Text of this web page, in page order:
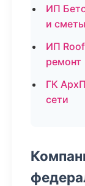
ИП
и сметы
ИП
ремонт
ГК
сети